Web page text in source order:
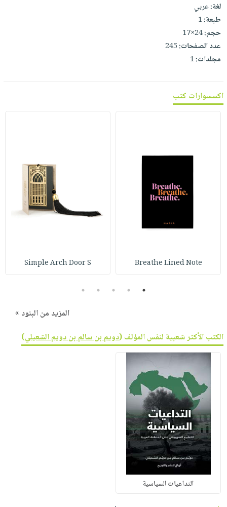
لغة:عربي
طبعة:1
حجم:24×17
عدد الصفحات:245
مجلدات:1
اكسسوارات كتب
Breathe Lined Note
Simple Arch Door S
1
2
3
4
5
المزيد من البنود »
الكتب الأكثر شعبية لنفس المؤلف (دويم بن سالم بن دويم الشعيلي)
التداعيات السياسية